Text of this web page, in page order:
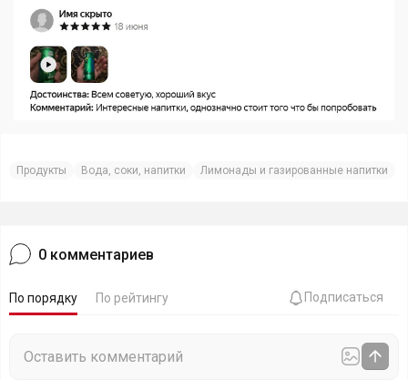
Продукты Вода, соки, напитки Лимонады и газированные напитки
0 комментариев
По порядку По рейтингу Подписаться